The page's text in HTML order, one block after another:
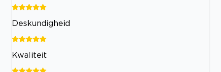
Deskundigheid
Kwaliteit